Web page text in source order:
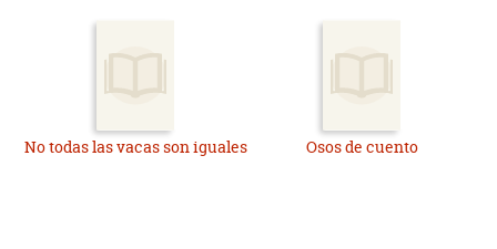
No todas las vacas son iguales Osos de cuento